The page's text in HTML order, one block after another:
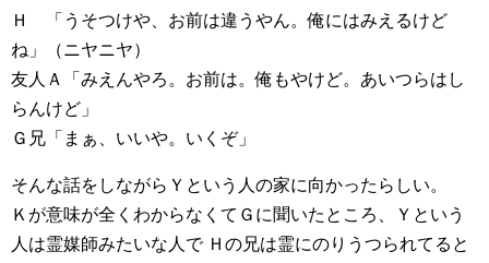
Ｈ 「うそつけや、お前は違うやん。俺にはみえるけど
ね」（ニヤニヤ）
友人Ａ「みえんやろ。お前は。俺もやけど。あいつらはし
らんけど」
Ｇ兄「まぁ、いいや。いくぞ」
そんな話をしながらＹという人の家に向かったらしい。
Ｋが意味が全くわからなくてＧに聞いたところ、Ｙという
人は霊媒師みたいな人で Ｈの兄は霊にのりうつられてると